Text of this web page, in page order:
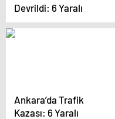
Devrildi: 6 Yaralı
Ankara’da Trafik
Kazası: 6 Yaralı